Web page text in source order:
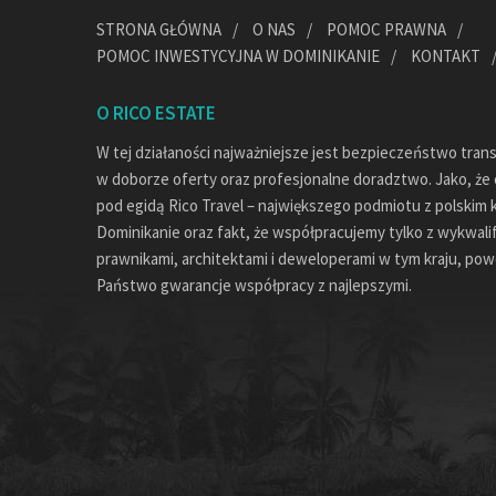
STRONA GŁÓWNA O NAS
POMOC PRAWNA
POMOC INWESTYCYJNA W DOMINIKANIE
KONTAKT
O RICO ESTATE
W tej działaności najważniejsze jest bezpieczeństwo
w doborze oferty oraz profesjonalne doradztwo. Jako, że
pod egidą Rico Travel – największego podmiotu z polskim
Dominikanie oraz fakt, że współpracujemy tylko z
prawnikami, architektami i deweloperami w tym kraju,
Państwo gwarancje współpracy z najlepszymi.